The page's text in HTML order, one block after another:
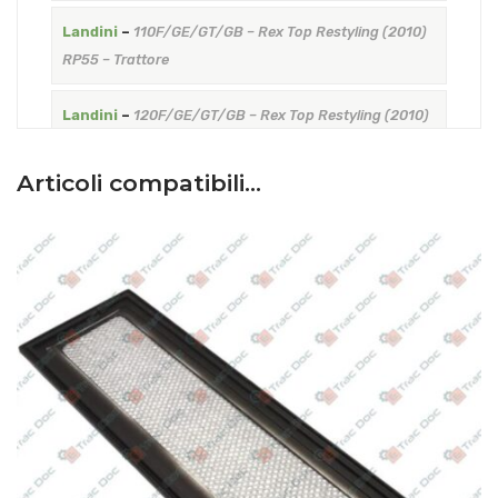
Landini– 110F/GE/GT/GB – Rex Top Restyling (2010)
RP55 – Trattore
Landini– 120F/GE/GT/GB – Rex Top Restyling (2010)
75F – Rex Top Restyling (2010) RP55 –
Landini –80F/GE/GT/GB – Rex Top Restyling (2010)
RP55 – Trattore
Landini–85F/GE/GB – Rex Top Restyling (2010)
RP55 – Trattore
Landini– 90F/GE/GT/GB – Rex Top Restyling (2010)
RP55 – Trattore
Articoli compatibili…